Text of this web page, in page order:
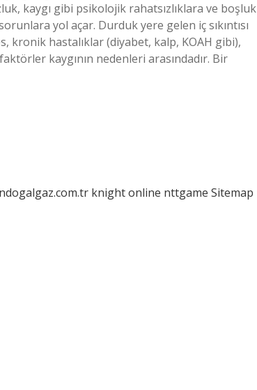
kaygı gibi psikolojik rahatsızlıklara ve boşluk
yol açar. Durduk yere gelen iç sıkıntısı
kronik hastalıklar (diyabet, kalp, KOAH gibi),
kaygının nedenleri arasındadır. Bir
knight online nttgame Sitemap